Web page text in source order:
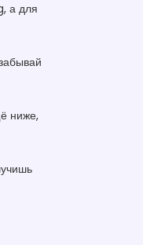
а для
ниже,